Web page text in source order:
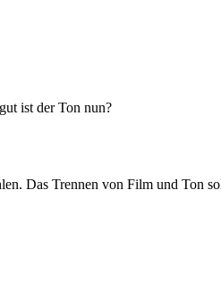
ist der Ton nun?
Das Trennen von Film und Ton